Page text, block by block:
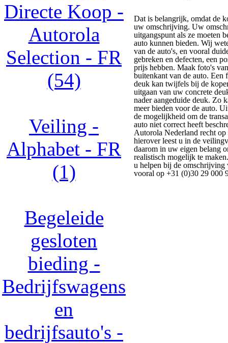
Directe Koop -
Autorola
Selection - FR
(54)
Veiling -
Alphabet - FR
(1)
Begeleide
gesloten
bieding -
Bedrijfswagens
en
bedrijfsauto's -
Dat is belangrijk, omdat de
uw omschrijving. Uw
uitgangspunt als ze moeten
auto kunnen bieden. Wij
van de auto's, en vooral
gebreken en defecten, een
prijs hebben. Maak foto's
buitenkant van de auto. Een
deuk kan twijfels bij de
uitgaan van uw concrete
nader aangeduide deuk. Zo
meer bieden voor de auto.
de mogelijkheid om de
auto niet correct heeft
Autorola Nederland recht
hierover leest u in de
daarom in uw eigen belang
realistisch mogelijk te
u helpen bij de omschrijving
vooral op +31 (0)30 29 000